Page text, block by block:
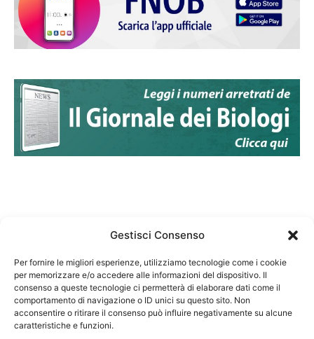
Gestisci Consenso
Per fornire le migliori esperienze, utilizziamo tecnologie come i cookie
per memorizzare e/o accedere alle informazioni del dispositivo. Il
consenso a queste tecnologie ci permetterà di elaborare dati come il
comportamento di navigazione o ID unici su questo sito. Non
acconsentire o ritirare il consenso può influire negativamente su alcune
caratteristiche e funzioni.
Federazione Nazionale Degli Ordini dei Biologi:
codice fiscale 80069130583
Responsabile sito internet www.fnob.it: Vincenzo